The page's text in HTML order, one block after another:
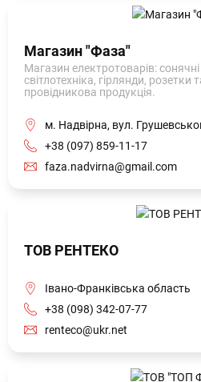
Магазин "Фаза"
Магазин електротоварів: сонячні
світлотехніка, гірлянди,
провідникова продукція.
м. Надвірна, вул.
+38 (097) 859-11-17
faza.nadvirna@gmail.com
ТОВ РЕНТЕКО
Івано-Франківська область
+38 (098) 342-07-77
renteco@ukr.net